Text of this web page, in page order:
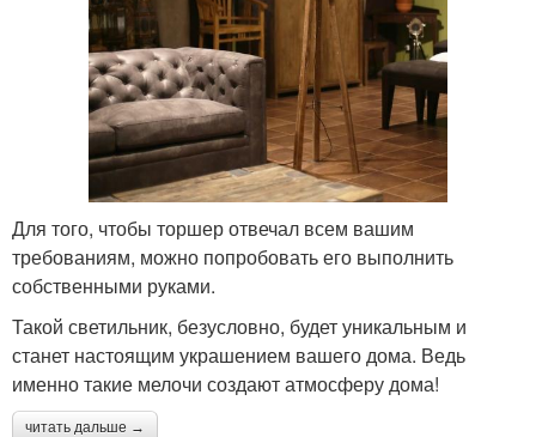
Для того, чтобы торшер отвечал всем вашим
требованиям, можно попробовать его выполнить
собственными руками.
Такой светильник, безусловно, будет уникальным и
станет настоящим украшением вашего дома. Ведь
именно такие мелочи создают атмосферу дома!
читать дальше →